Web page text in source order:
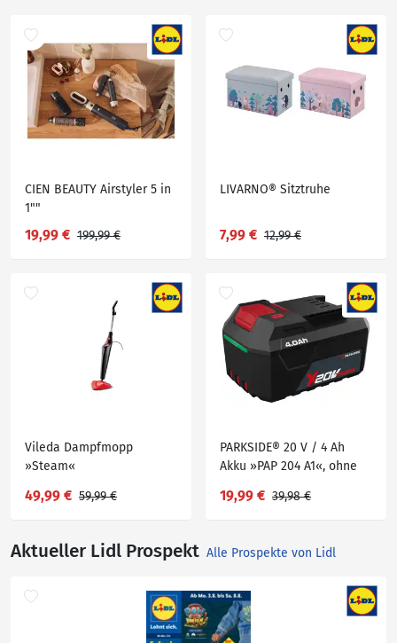
CIEN BEAUTY Airstyler 5 in
1""
19,99 € 199,99 €
LIVARNO® Sitztruhe
7,99 € 12,99 €
Vileda Dampfmopp
»Steam«
49,99 € 59,99 €
PARKSIDE® 20 V / 4 Ah
Akku »PAP 204 A1«, ohne
19,99 € 39,98 €
Aktueller Lidl Prospekt Alle Prospekte von Lidl